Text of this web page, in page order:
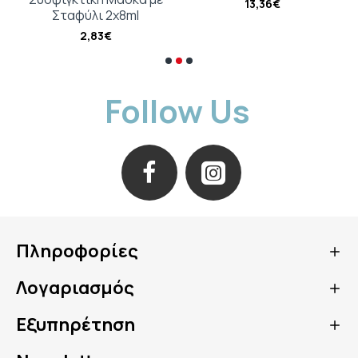
• ΑΝΑΠΛΑΘΕΙ το δέρμα παρατείνοντας τη διάρκεια
ζωής των κυττάρων.
Δροσερή και ελαφριά υφή. Άρωμα
χάρη στη νιασιναμίδη**
Αυτοαξιολόγηση, 67 χρήστες, 1-2 εφαρμογές την ημέρα
χρήστες, αποτελέσματα μετά από 2 μήνες.
Μπορεί να χρησιμοποιηθεί για Ενήλικες Τύπος
δέρματος Ξηρό δέρμα - Ευαίσθητο δέρμα - Ολοι οι
Αναζωογόνηση - Μείωση των ρυτίδων
Σταφύλι 2x8ml
2,83€
13,36€
Follow Us
Πληροφορίες
Λογαριασμός
Εξυπηρέτηση